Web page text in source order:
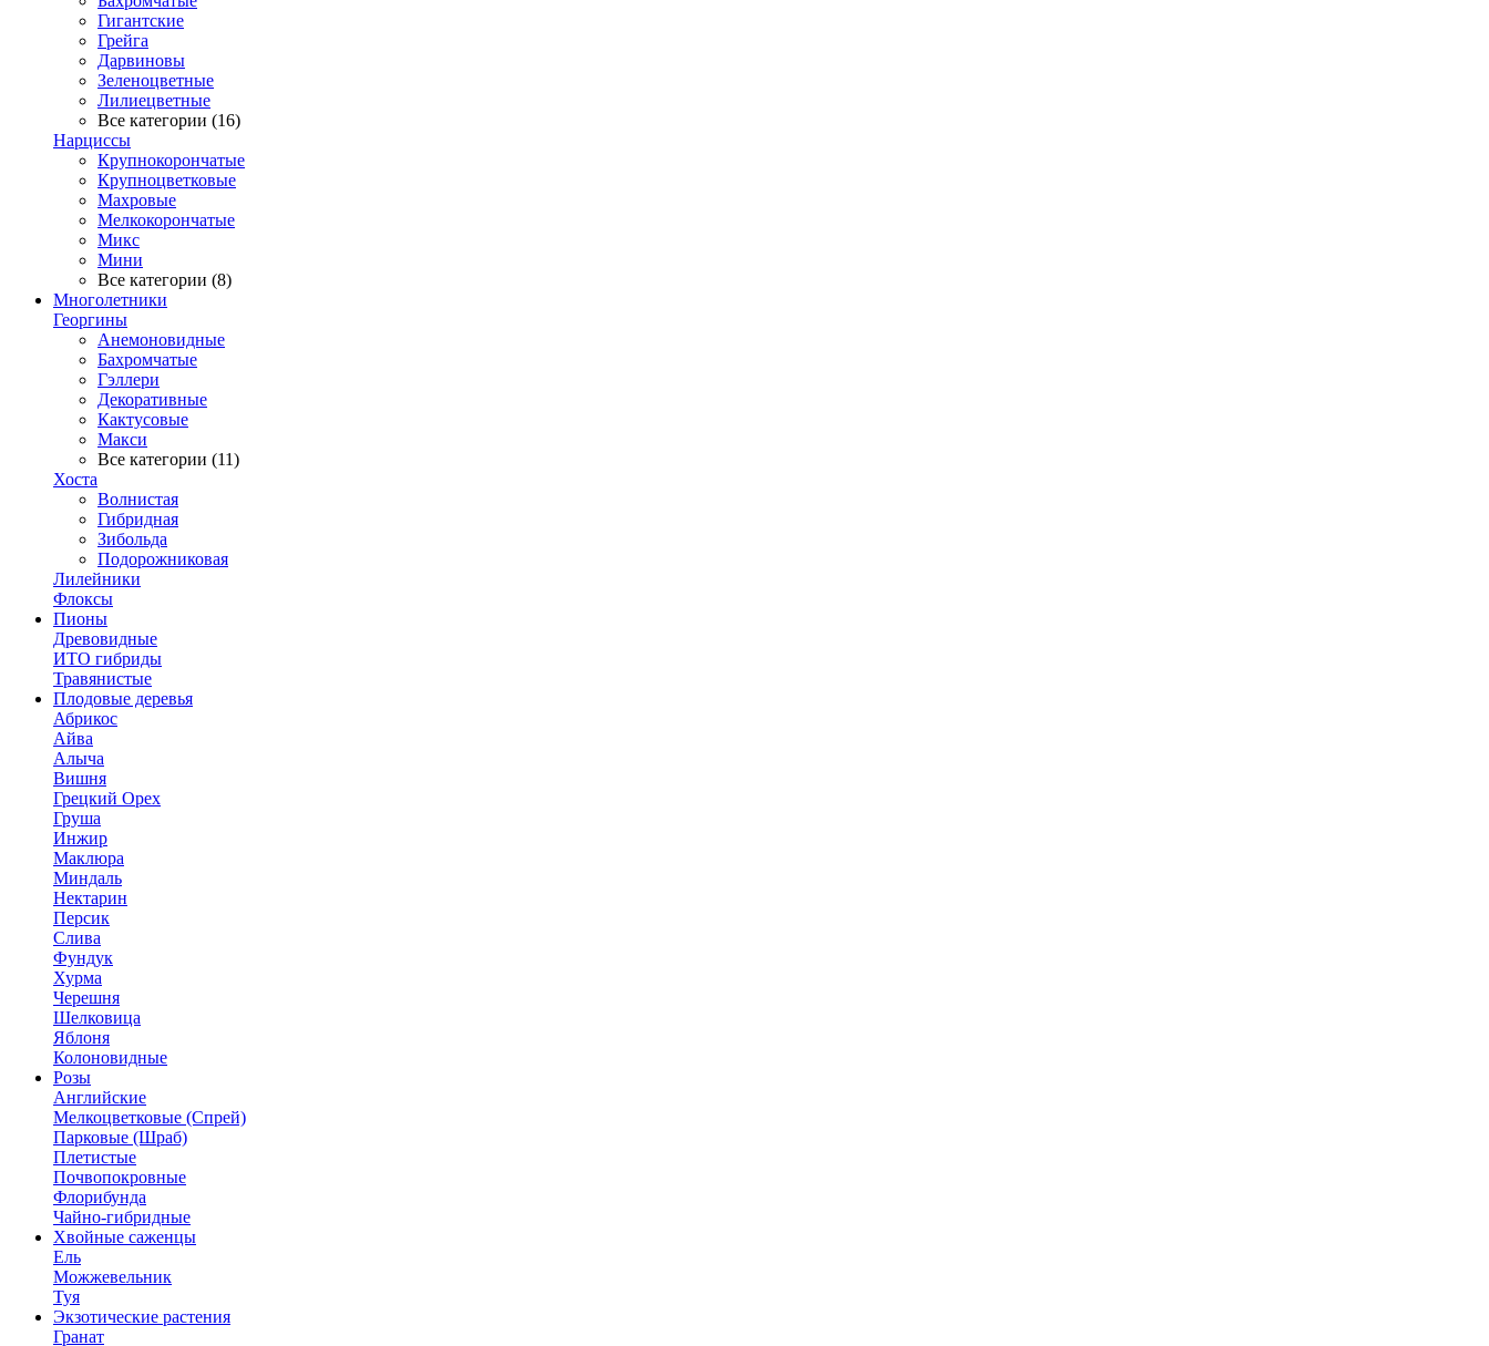
Гигантские
Грейга
Дарвиновы
Зеленоцветные
Лилиецветные
Все категории (16)
Нарциссы
Крупнокорончатые
Крупноцветковые
Махровые
Мелкокорончатые
Микс
Мини
Все категории (8)
Многолетники
Георгины
Анемоновидные
Бахромчатые
Гэллери
Декоративные
Кактусовые
Макси
Все категории (11)
Хоста
Волнистая
Гибридная
Зибольда
Подорожниковая
Лилейники
Флоксы
Пионы
Древовидные
ИТО гибриды
Травянистые
Плодовые деревья
Абрикос
Айва
Алыча
Вишня
Грецкий Орех
Груша
Инжир
Маклюра
Миндаль
Нектарин
Персик
Слива
Фундук
Хурма
Черешня
Шелковица
Яблоня
Колоновидные
Розы
Английские
Мелкоцветковые (Спрей)
Парковые (Шраб)
Плетистые
Почвопокровные
Флорибунда
Чайно-гибридные
Хвойные саженцы
Ель
Можжевельник
Туя
Экзотические растения
Гранат